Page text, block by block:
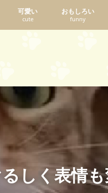
可愛い
cute
おもしろい
funny
しく表情